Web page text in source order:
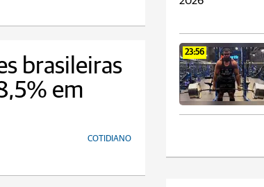
brasileiras
em
COTIDIANO
23:56